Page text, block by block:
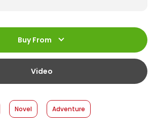
:
978-623-03-1530-5
256 halaman
:
13 x 19
08 January 2025
Buy From
Video
Novel Adventure